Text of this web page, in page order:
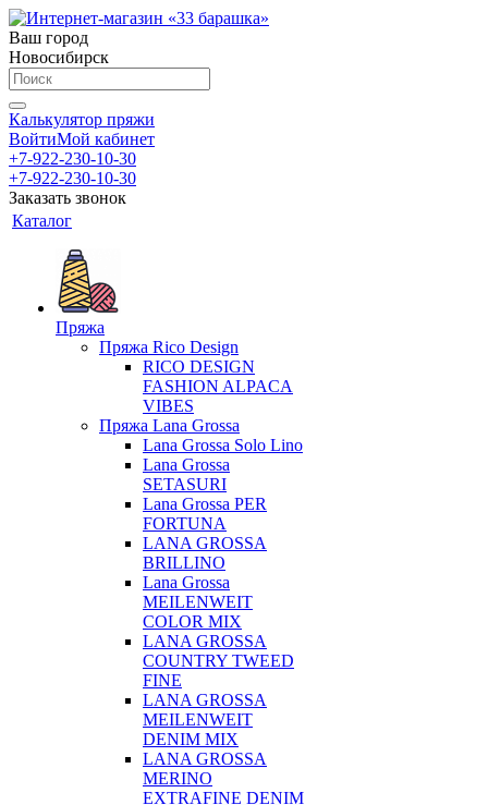
Ваш город
Новосибирск
Калькулятор пряжи
ВойтиМой кабинет
+7-922-230-10-30
+7-922-230-10-30
Заказать звонок
Каталог
Пряжа
Пряжа Rico Design
RICO DESIGN
FASHION ALPACA
VIBES
Пряжа Lana Grossa
Lana Grossa Solo Lino
Lana Grossa
SETASURI
Lana Grossa PER
FORTUNA
LANA GROSSA
BRILLINO
Lana Grossa
MEILENWEIT
COLOR MIX
LANA GROSSA
COUNTRY TWEED
FINE
LANA GROSSA
MEILENWEIT
DENIM MIX
LANA GROSSA
MERINO
EXTRAFINE DENIM